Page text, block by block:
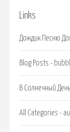
Links
Дождик Песню
Blog Posts -
В Солнечный
All Categories -